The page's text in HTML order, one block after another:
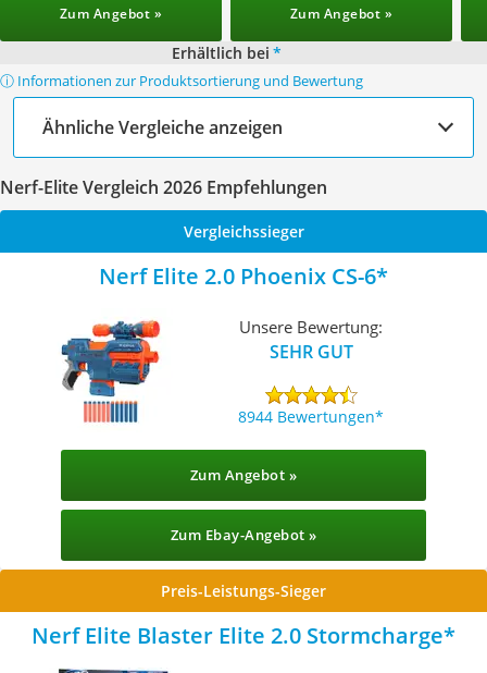
Zum Angebot » Zum Angebot »
Erhältlich bei *
ⓘ Informationen zur Produktsortierung und Bewertung
Ähnliche Vergleiche anzeigen
Nerf-Elite Vergleich 2026 Empfehlungen
Vergleichssieger
Nerf Elite 2.0 Phoenix CS-6
Unsere Bewertung:
SEHR GUT
8944 Bewertungen
Zum Angebot »
Zum Ebay-Angebot »
Preis-Leistungs-Sieger
Nerf Elite Blaster Elite 2.0 Stormcharge